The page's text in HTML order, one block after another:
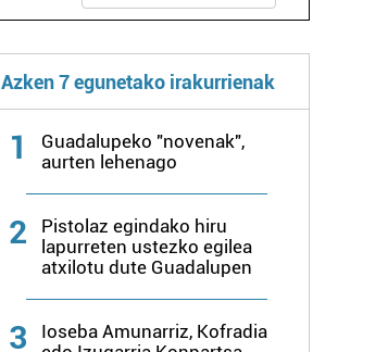
Azken 7 egunetako irakurrienak
1
Guadalupeko "novenak",
aurten lehenago
2
Pistolaz egindako hiru
lapurreten ustezko egilea
atxilotu dute Guadalupen
3
Ioseba Amunarriz, Kofradia